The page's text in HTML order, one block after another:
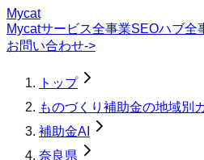
Mycat
Mycatサービス全事業SEOハブ全
お問い合わせ->
トップ
ものづくり補助金の地域別
補助金AI
奈良県